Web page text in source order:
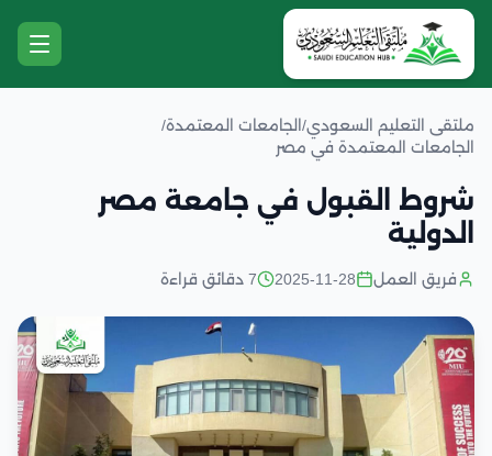
ملتقى التعليم السعودي/ الجامعات المعتمدة/
الجامعات المعتمدة في مصر
شروط القبول في جامعة مصر
الدولية
فريق العمل 2025-11-28 7 دقائق قراءة